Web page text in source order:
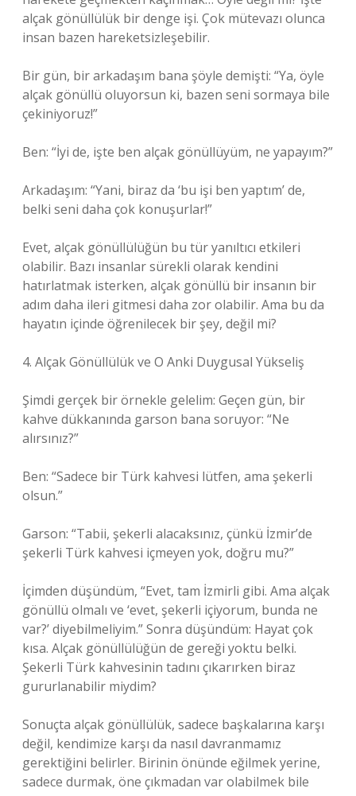
alçak gönüllülük bir denge işi. Çok mütevazı olunca
insan bazen hareketsizleşebilir.
Bir gün, bir arkadaşım bana şöyle demişti: “Ya, öyle
alçak gönüllü oluyorsun ki, bazen seni sormaya bile
çekiniyoruz!”
Ben: “İyi de, işte ben alçak gönüllüyüm, ne yapayım?”
Arkadaşım: “Yani, biraz da ‘bu işi ben yaptım’ de,
belki seni daha çok konuşurlar!”
Evet, alçak gönüllülüğün bu tür yanıltıcı etkileri
olabilir. Bazı insanlar sürekli olarak kendini
hatırlatmak isterken, alçak gönüllü bir insanın bir
adım daha ileri gitmesi daha zor olabilir. Ama bu da
hayatın içinde öğrenilecek bir şey, değil mi?
4. Alçak Gönüllülük ve O Anki Duygusal Yükseliş
Şimdi gerçek bir örnekle gelelim: Geçen gün, bir
kahve dükkanında garson bana soruyor: “Ne
alırsınız?”
Ben: “Sadece bir Türk kahvesi lütfen, ama şekerli
olsun.”
Garson: “Tabii, şekerli alacaksınız, çünkü İzmir’de
şekerli Türk kahvesi içmeyen yok, doğru mu?”
İçimden düşündüm, “Evet, tam İzmirli gibi. Ama alçak
gönüllü olmalı ve ‘evet, şekerli içiyorum, bunda ne
var?’ diyebilmeliyim.” Sonra düşündüm: Hayat çok
kısa. Alçak gönüllülüğün de gereği yoktu belki.
Şekerli Türk kahvesinin tadını çıkarırken biraz
gururlanabilir miydim?
Sonuçta alçak gönüllülük, sadece başkalarına karşı
değil, kendimize karşı da nasıl davranmamız
gerektiğini belirler. Birinin önünde eğilmek yerine,
sadece durmak, öne çıkmadan var olabilmek bile